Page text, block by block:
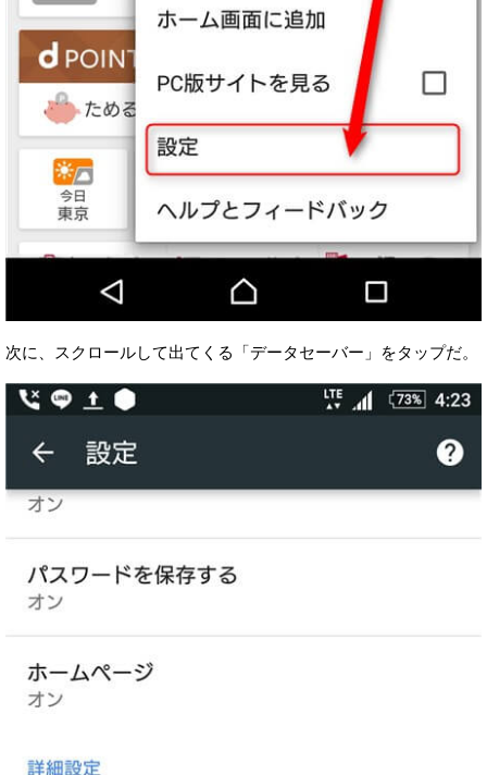
次に、スクロールして出てくる「データセーバー」をタップだ。